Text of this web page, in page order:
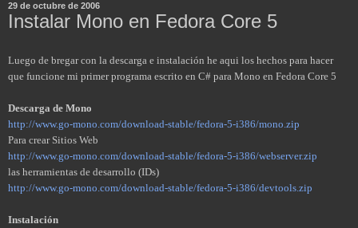
29 de octubre de 2006
Instalar Mono en Fedora Core 5
Luego de bregar con la descarga e instalación he aqui los hechos para hacer
que funcione mi primer programa escrito en C# para Mono en Fedora Core 5
Descarga de Mono
http://www.go-mono.com/download-stable/fedora-5-i386/mono.zip
Para crear Sitios Web
http://www.go-mono.com/download-stable/fedora-5-i386/webserver.zip
las herramientas de desarrollo (IDs)
http://www.go-mono.com/download-stable/fedora-5-i386/devtools.zip
Instalación